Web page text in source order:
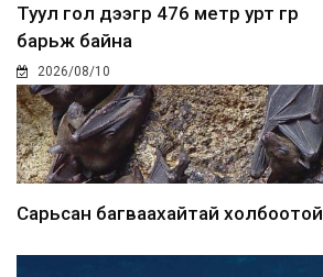
Туул гол дээгүүр 476 метр урт гүүр
барьж байна
2026/08/10
Сарьсан багваахайтай холбоотой